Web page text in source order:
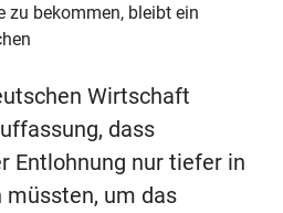
zu bekommen, bleibt ein
Wirtschaft
dass
Entlohnung nur tiefer in
müssten, um das